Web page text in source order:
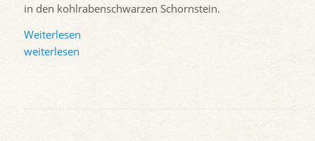
in den kohlrabenschwarzen Schornstein.
Weiterlesen
weiterlesen